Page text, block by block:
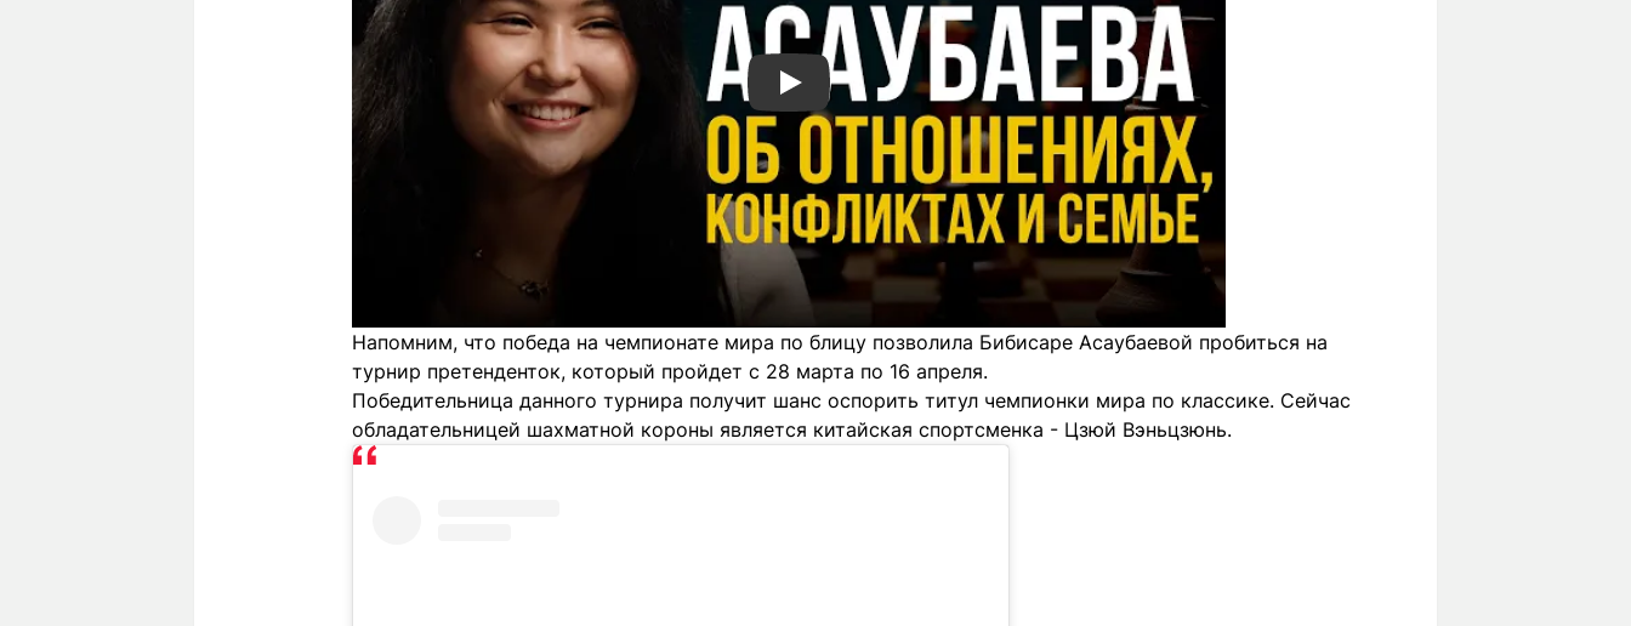
Смотреть видео YouTube
Напомним, что победа на чемпионате мира по блицу позволила Бибисаре Асаубаевой пробиться на
турнир претенденток, который пройдет с 28 марта по 16 апреля.
Победительница данного турнира получит шанс оспорить титул чемпионки мира по классике. Сейчас
обладательницей шахматной короны является китайская спортсменка - Цзюй Вэньцзюнь.